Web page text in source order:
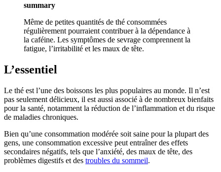
summary
Même de petites quantités de thé consommées
régulièrement pourraient contribuer à la dépendance à
la caféine. Les symptômes de sevrage comprennent la
fatigue, l’irritabilité et les maux de tête.
L’essentiel
Le thé est l’une des boissons les plus populaires au monde. Il n’est
pas seulement délicieux, il est aussi associé à de nombreux bienfaits
pour la santé, notamment la réduction de l’inflammation et du risque
de maladies chroniques.
Bien qu’une consommation modérée soit saine pour la plupart des
gens, une consommation excessive peut entraîner des effets
secondaires négatifs, tels que l’anxiété, des maux de tête, des
problèmes digestifs et des troubles du sommeil.